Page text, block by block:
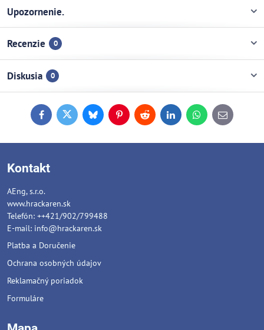
Upozornenie.
Recenzie 0
Diskusia 0
FacebookTwitterBlueskyPinterestReddit LinkedInWhatsApp
E-
mail
Kontakt
AEng, s.r.o.
www.hrackaren.sk
Telefón: ++421/902/799488
E-mail: info@hrackaren.sk
Platba a Doručenie
Ochrana osobných údajov
Reklamačný poriadok
Formuláre